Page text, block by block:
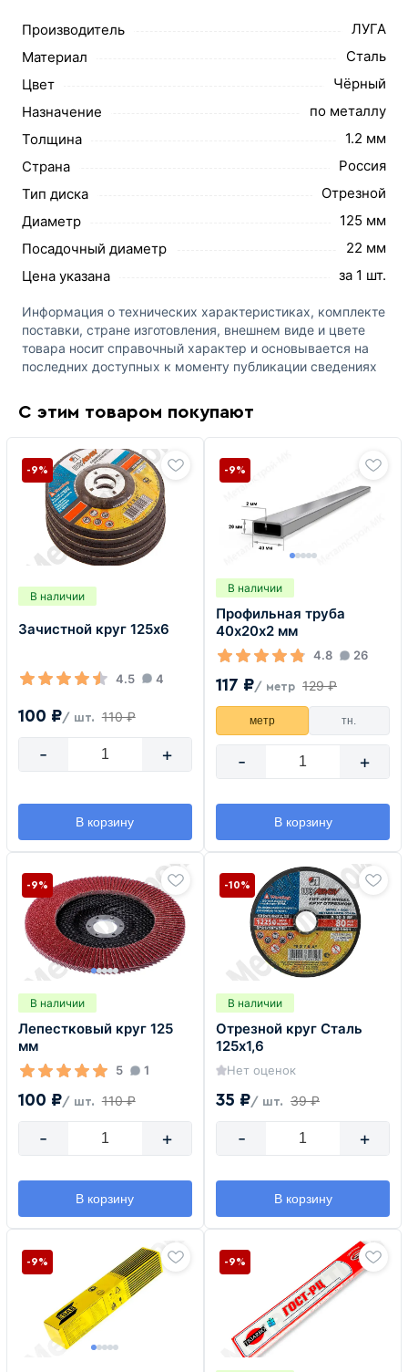
Производитель
ЛУГА
Материал
Сталь
Цвет
Чёрный
Назначение
по металлу
Толщина
1.2 мм
Страна
Россия
Тип диска
Отрезной
Диаметр
125 мм
Посадочный диаметр
22 мм
Цена указана
за 1 шт.
Информация о технических характеристиках, комплекте
поставки, стране изготовления, внешнем виде и цвете
товара носит справочный характер и основывается на
последних доступных к моменту публикации сведениях
С этим товаром покупают
В наличии
Зачистной круг 125х6
4.5 4
100 ₽/ шт. 110 ₽
-9%
- +
В корзину
В наличии
Профильная труба
40х20х2 мм
4.8 26
117 ₽/ метр 129 ₽
-9%
метр тн.
- +
В корзину
В наличии
Лепестковый круг 125
мм
5 1
100 ₽/ шт. 110 ₽
-9%
- +
В корзину
В наличии
Отрезной круг Сталь
125х1,6
Нет оценок
35 ₽/ шт. 39 ₽
-10%
- +
В корзину
-9% -9%